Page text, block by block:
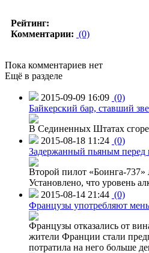
Рейтинг:
Комментарии: (0)
Пока комментариев нет
Ещё в разделе
2015-09-09 16:09 (0)
Байкерский бар, ставший
В Сединенных Штатах
2015-08-18 11:24 (0)
Задержанный пьяным
Второй пилот «Боинга-
Установлено, что уровень
2015-08-14 21:44 (0)
Французы употребляют
Французы отказались от
жители Франции стали
потратила на него больше